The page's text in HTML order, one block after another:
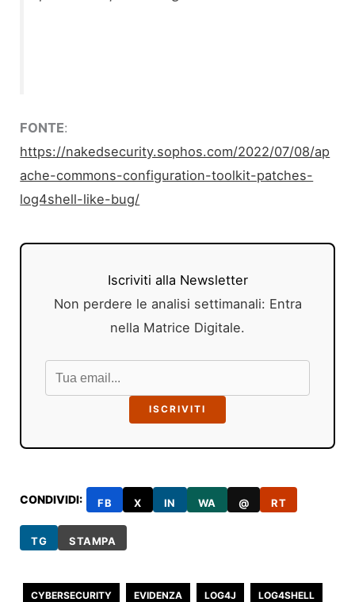
FONTE:
https://nakedsecurity.sophos.com/2022/07/08/ap
ache-commons-configuration-toolkit-patches-
log4shell-like-bug/
Iscriviti alla Newsletter
Non perdere le analisi settimanali: Entra
nella Matrice Digitale.
ISCRIVITI
CONDIVIDI: FB X IN WA @ RT
TG STAMPA
CYBERSECURITY EVIDENZA LOG4J LOG4SHELL